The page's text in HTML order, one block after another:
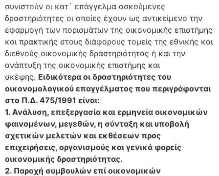
συνιστούν οι κατ` επάγγελμα ασκούμενες
δραστηριότητες οι οποίες έχουν ως αντικείμενο την
εφαρμογή των πορισμάτων της οικονομικής επιστήμης
και πρακτικής στους διάφορους τομείς της εθνικής και
διεθνούς οικονομικής δραστηριότητας ή και την
ανάπτυξη της οικονομικής επιστήμης και
σκέψης. Ειδικότερα οι δραστηριότητες του
οικονομολογικού επαγγέλματος που περιγράφονται
στο Π.Δ. 475/1991 είναι:
1. Ανάλυση, επεξεργασία και ερμηνεία οικονομικών
φαινομένων, μεγεθών, η σύνταξη και υποβολή
σχετικών μελετών και εκθέσεων προς
επιχειρήσεις, οργανισμούς και γενικά φορείς
οικονομικής δραστηριότητας.
2. Παροχή συμβουλών επί οικονομικών